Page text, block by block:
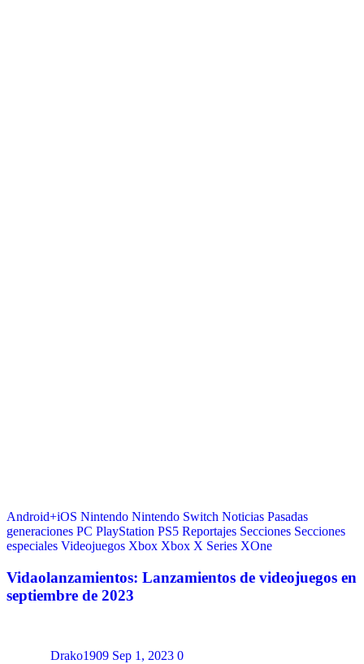
Android+iOS Nintendo Nintendo Switch Noticias Pasadas
generaciones PC PlayStation PS5 Reportajes Secciones Secciones
especiales Videojuegos Xbox Xbox X Series XOne
Vidaolanzamientos: Lanzamientos de videojuegos en
septiembre de 2023
Drako1909 Sep 1, 2023 0